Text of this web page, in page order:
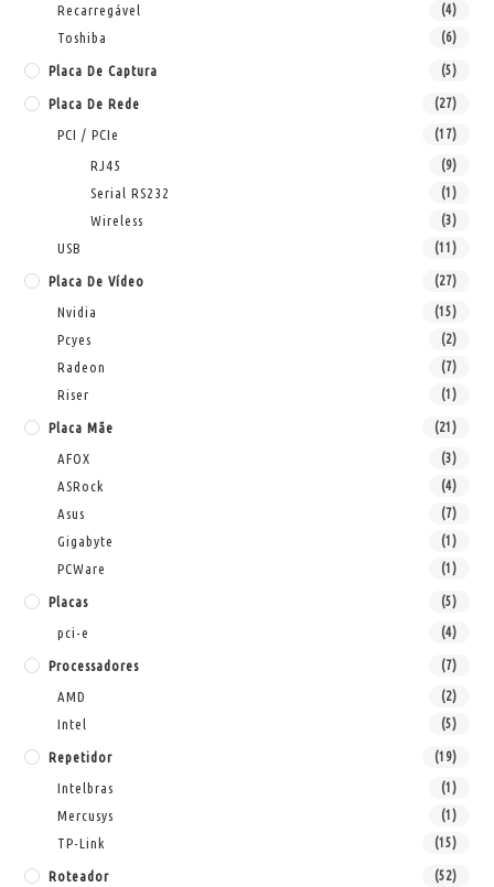
Recarregável (4)
Toshiba (6)
Placa De Captura (5)
Placa De Rede (27)
PCI / PCIe (17)
RJ45 (9)
Serial RS232 (1)
Wireless (3)
USB (11)
Placa De Vídeo (27)
Nvidia (15)
Pcyes (2)
Radeon (7)
Riser (1)
Placa Mãe (21)
AFOX (3)
ASRock (4)
Asus (7)
Gigabyte (1)
PCWare (1)
Placas (5)
pci-e (4)
Processadores (7)
AMD (2)
Intel (5)
Repetidor (19)
Intelbras (1)
Mercusys (1)
TP-Link (15)
Roteador (52)